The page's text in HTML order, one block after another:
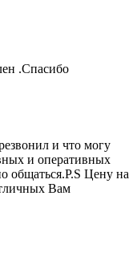
.Спасибо
и что могу
и оперативных
общаться.P.S Цену на
Вам